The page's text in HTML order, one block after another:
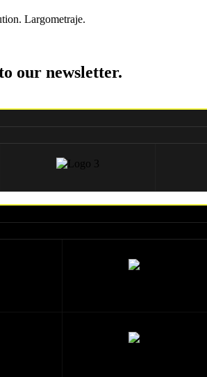
Largometraje.
our newsletter.